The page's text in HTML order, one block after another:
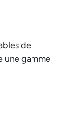
de
une gamme